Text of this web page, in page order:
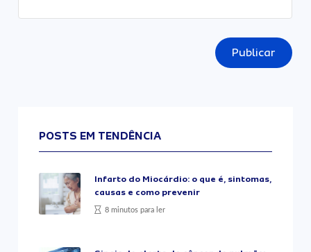
Publicar
POSTS EM TENDÊNCIA
Infarto do Miocárdio: o que é, sintomas,
causas e como prevenir
8 minutos para ler